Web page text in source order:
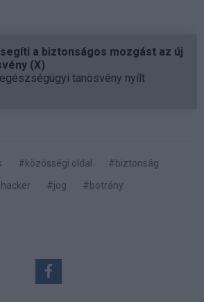
a biztonságos mozgást az új
(X)
tanösvény nyílt
#közösségi oldal
#biztonság
#jog #botrány